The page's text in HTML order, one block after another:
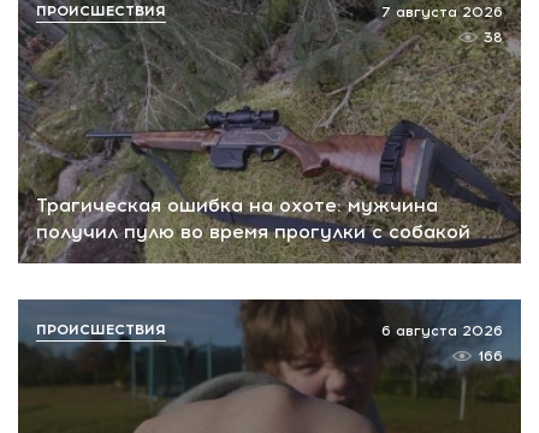
Трагическая ошибка на охоте: мужчина
получил пулю во время прогулки с собакой
7 августа 2026
38
ПРОИСШЕСТВИЯ
6 августа 2026
166
ПРОИСШЕСТВИЯ